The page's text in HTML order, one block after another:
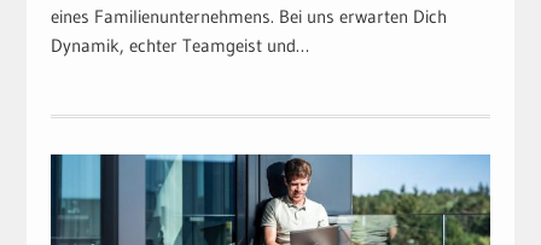
eines Familienunternehmens. Bei uns erwarten Dich
Dynamik, echter Teamgeist und…